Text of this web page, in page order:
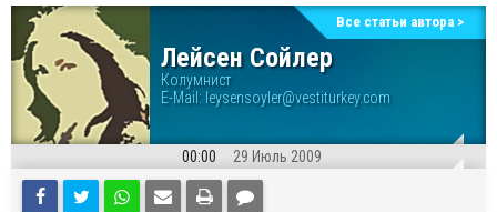
покупателей Центральной Азии
Лейсен Сойлер
Колумнист
E-Mail: leysensoyler@vestiturkey.com
Все статьи автора >
00:00 29 Июль 2009